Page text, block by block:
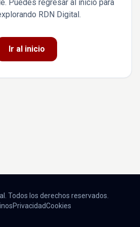
Puedes regresar al inicio para
RDN Digital.
Ir al inicio
Todos los derechos reservados.
PrivacidadCookies